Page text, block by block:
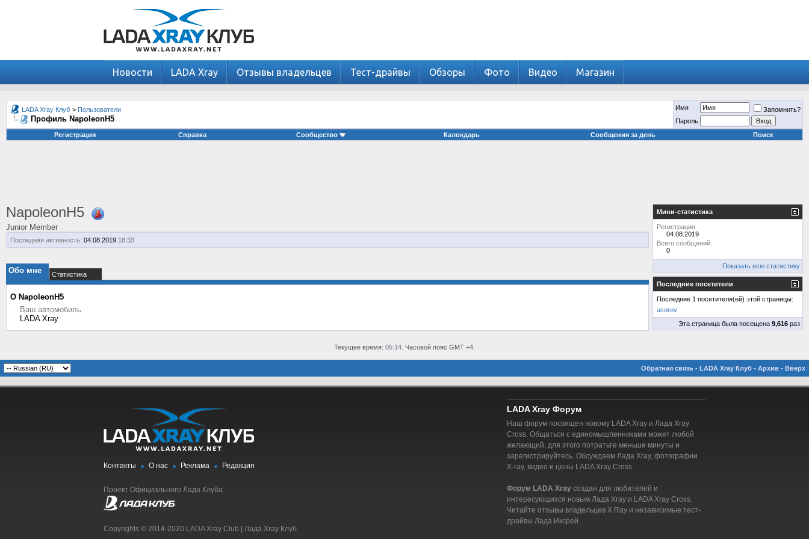
Новости LADA Xray Отзывы владельцев Тест-драйвы Обзоры Фото Видео Магазин
LADA Xray Клуб > Пользователи
Профиль NapoleonH5
Имя
Запомнить?
Пароль
Регистрация
Справка Сообщество Календарь Сообщения за день Поиск
NapoleonH5
Junior Member
Последняя активность: 04.08.2019 18:33
Обо мне Статистика
О NapoleonH5
Ваш автомобиль
LADA Xray
Мини-статистика
Регистрация
04.08.2019
Всего сообщений
0
Показать всю статистику
Последние посетители
Последние 1 посетителя(ей) этой страницы:
asorev
Эта страница была посещена 9,616 раз
Текущее время: 05:14 . Часовой пояс GMT +4.
Обратная связь - LADA Xray Клуб - Архив - Вверх
Контакты О нас Реклама Редакция
Проект Официального Лада Клуба
Copyrights © 2014-2020 LADA Xray Club | Лада Xray Клуб
LADA Xray Форум
Наш форум посвящен новому LADA Xray и Лада Xray
Cross. Общаться с единомышленниками может любой
желающий, для этого потратьте меньше минуты и
зарегистрируйтесь. Обсуждаем Лада Xray, фотографии
X-ray, видео и цены LADA Xray Cross.
Форум LADA Xray создан для любителей и
интересующихся новым Лада Xray и LADA Xray Cross.
Читайте отзывы владельцев X Ray и независимые тест-
драйвы Лада Иксрей.